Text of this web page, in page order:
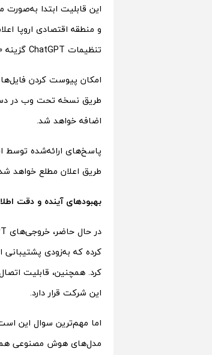
و منطقه اقتصادی اروپا
تنظیمات ChatGPT گزینه «تحقیقات عمیق» را انتخاب کرده و سپس پرسش خود را وارد کنند.
امکان پیوست کردن
طریق نسخه تحت وب در
اضافه خواهد شد.
طریق اعلان مطلع خواهد
بهبودهای آینده و دقت
کرده که به‌زودی پشتیبانی
کرد. همچنین، قابلیت
این شرکت قرار دارد.
اما مهم‌ترین سوال این